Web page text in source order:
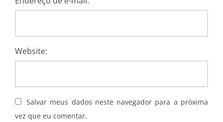
Website:
Salvar meus dados neste navegador para a próxima
vez que eu comentar.